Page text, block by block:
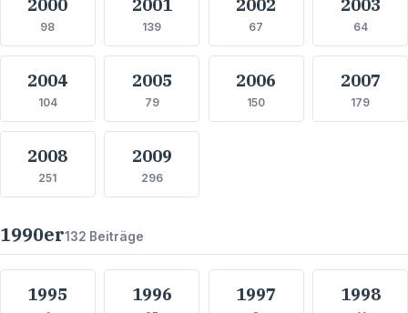
2000
98
2001
139
2002
67
2003
64
2004
104
2005
79
2006
150
2007
179
2008
251
2009
296
1990er132 Beiträge
1995 1996 1997 1998